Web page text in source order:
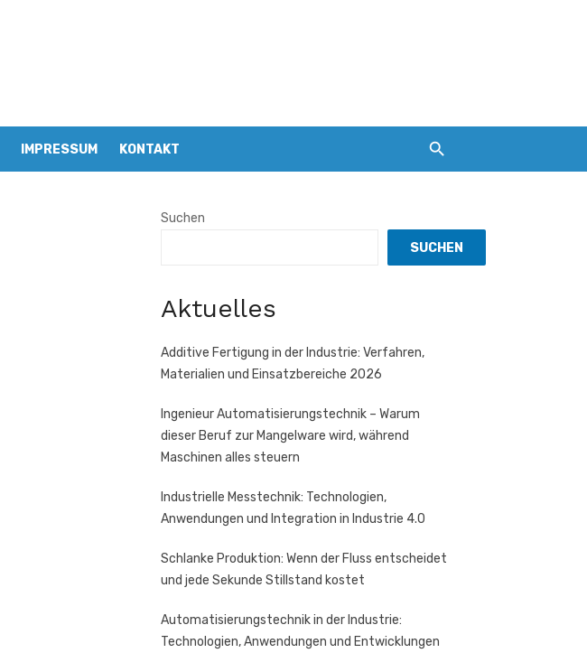
IMPRESSUM KONTAKT
Suchen
SUCHEN
Aktuelles
Additive Fertigung in der Industrie: Verfahren,
Materialien und Einsatzbereiche 2026
Ingenieur Automatisierungstechnik – Warum
dieser Beruf zur Mangelware wird, während
Maschinen alles steuern
Industrielle Messtechnik: Technologien,
Anwendungen und Integration in Industrie 4.0
Schlanke Produktion: Wenn der Fluss entscheidet
und jede Sekunde Stillstand kostet
Automatisierungstechnik in der Industrie:
Technologien, Anwendungen und Entwicklungen